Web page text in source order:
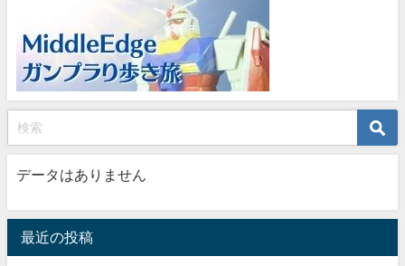
データはありません
最近の投稿